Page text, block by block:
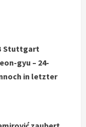
Stuttgart
gyu – 24-
in letzter